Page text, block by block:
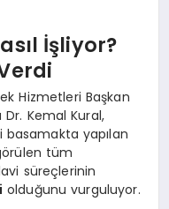
İşliyor?
Hizmetleri Başkan
Dr. Kemal Kural,
basamakta yapılan
tüm
süreçlerinin
olduğunu vurguluyor.